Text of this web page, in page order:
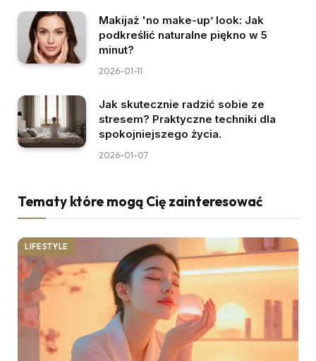
Makijaż 'no make-up’ look: Jak
podkreślić naturalne piękno w 5
minut?
2026-01-11
Jak skutecznie radzić sobie ze
stresem? Praktyczne techniki dla
spokojniejszego życia.
2026-01-07
Tematy które mogą Cię zainteresować
LIFESTYLE